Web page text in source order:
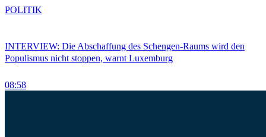
INTERVIEW: Die Abschaffung des Schengen-Raums wird den
Populismus nicht stoppen, warnt Luxemburg
08:58
POLITIK